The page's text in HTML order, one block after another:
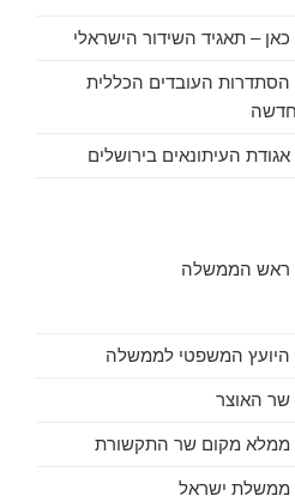
הסתדרות העובדים הכללית